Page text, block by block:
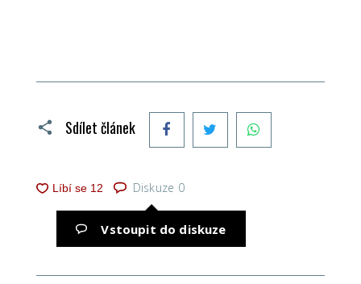
Sdílet článek FacebookTwitter
Diskuze 0
Vstoupit do diskuze